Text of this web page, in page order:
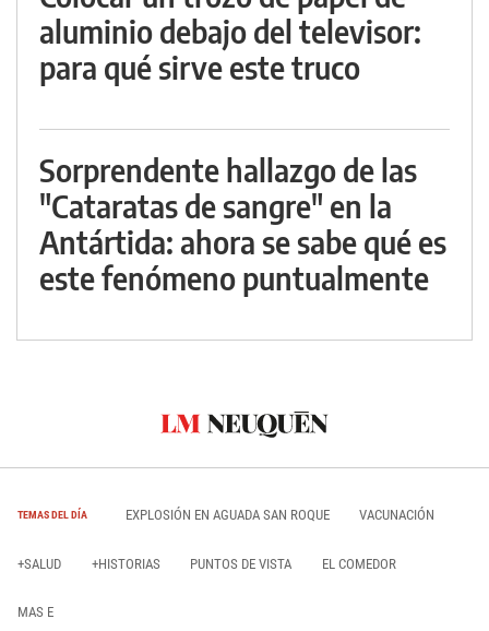
aluminio debajo del televisor:
para qué sirve este truco
Sorprendente hallazgo de las
"Cataratas de sangre" en la
Antártida: ahora se sabe qué es
este fenómeno puntualmente
TEMAS DEL DÍA EXPLOSIÓN EN AGUADA SAN ROQUE VACUNACIÓN
+SALUD +HISTORIAS PUNTOS DE VISTA EL COMEDOR
MAS E